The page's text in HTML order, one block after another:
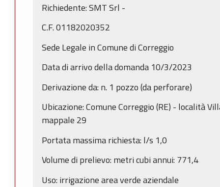
Richiedente: SMT Srl -
C.F. 01182020352
Sede Legale in Comune di Correggio
Data di arrivo della domanda 10/3/2023
Derivazione da: n. 1 pozzo (da perforare)
Ubicazione: Comune Correggio (RE) - località
mappale 29
Portata massima richiesta: l/s 1,0
Volume di prelievo: metri cubi annui: 771,4
Uso: irrigazione area verde aziendale